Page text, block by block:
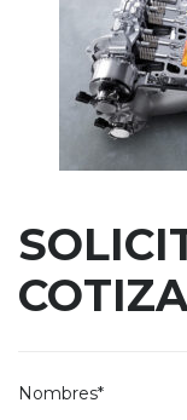
Nombres*